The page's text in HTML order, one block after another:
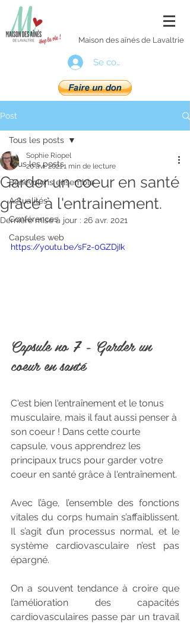
Maison des aînés de Lavaltrie
Se connecter
Post
Tous les posts
Bénévolons ensemble
Actualités
Conférences
Capsules web
Tous les posts
Garder un coeur en santé
grâce à l'entrainement.
Sophie Riopel
20 avr. 20211 min de lecture
Dernière mise à jour : 26 avr. 2021
https://youtu.be/sF2-0GZDjIk
Capsule no 7 - Garder un
coeur en santé
C'est bien l'entraînement et le tonus
musculaire, mais il faut aussi penser à
son coeur ! Dans cette courte
capsule, vous apprendrez les
principaux trucs pour garder votre
coeur en santé grâce à l'entraînement.
Avec l’âge, l’ensemble des fonctions
vitales du corps humain s’affaiblissent.
Il s’agit d’un processus normal, et le
système cardiovasculaire n’est pas
épargné.
On a souvent tendance à croire que
l’amélioration des capacités
cardiovasculaires passe par un travail